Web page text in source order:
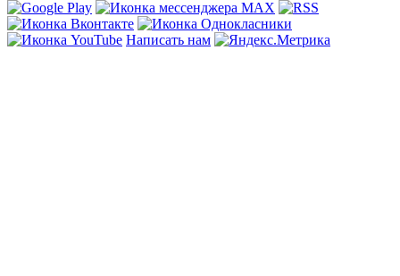
Написать нам